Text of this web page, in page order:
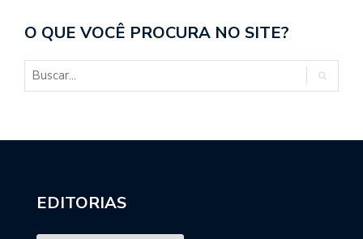
O QUE VOCÊ PROCURA NO SITE?
EDITORIAS